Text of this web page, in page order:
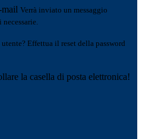
Verrà inviato un messaggio
Effettua il reset della password
la casella di posta elettronica!